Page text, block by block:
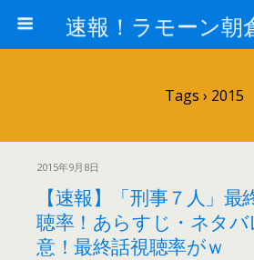
Tags › 2015
2015年9月8日
【速報】「刑事７人」最
聴率！あらすじ・ネタバ
意！最終話視聴率がｗ